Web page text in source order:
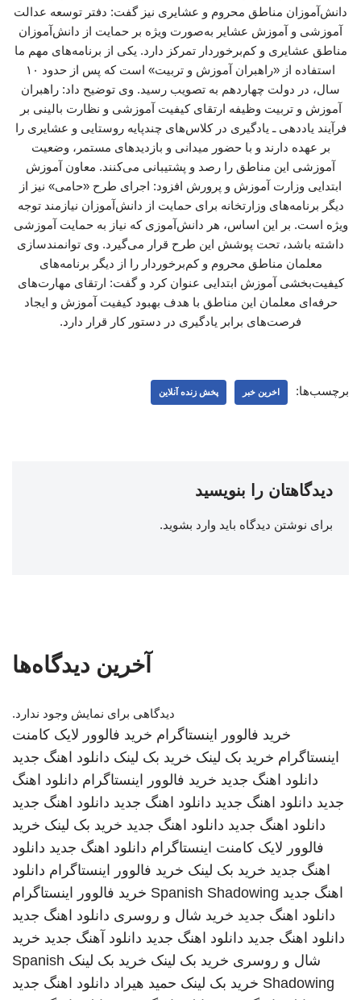
دانش‌آموزان مناطق محروم و عشایری نیز گفت: دفتر توسعه عدالت
آموزشی و آموزش عشایر به‌صورت ویژه بر حمایت از دانش‌آموزان
مناطق عشایری و کم‌برخوردار تمرکز دارد. یکی از برنامه‌های مهم ما
استفاده از «راهبران آموزش و تربیت» است که پس از حدود ۱۰
سال، در دولت چهاردهم به تصویب رسید. وی توضیح داد: راهبران
آموزش و تربیت وظیفه ارتقای کیفیت آموزشی و نظارت بالینی بر
فرآیند یاددهی ـ یادگیری در کلاس‌های چندپایه روستایی و عشایری را
بر عهده دارند و با حضور میدانی و بازدیدهای مستمر، وضعیت
آموزشی این مناطق را رصد و پشتیبانی می‌کنند. معاون آموزش
ابتدایی وزارت آموزش و پرورش افزود: اجرای طرح «حامی» نیز از
دیگر برنامه‌های وزارتخانه برای حمایت از دانش‌آموزان نیازمند توجه
ویژه است. بر این اساس، هر دانش‌آموزی که نیاز به حمایت آموزشی
داشته باشد، تحت پوشش این طرح قرار می‌گیرد. وی توانمندسازی
معلمان مناطق محروم و کم‌برخوردار را از دیگر برنامه‌های
کیفیت‌بخشی آموزش ابتدایی عنوان کرد و گفت: ارتقای مهارت‌های
حرفه‌ای معلمان این مناطق با هدف بهبود کیفیت آموزش و ایجاد
فرصت‌های برابر یادگیری در دستور کار قرار دارد.
برچسب‌ها: اخرین خبر پخش زنده آنلاین
دیدگاهتان را بنویسید
برای نوشتن دیدگاه باید وارد بشوید.
آخرین دیدگاه‌ها
دیدگاهی برای نمایش وجود ندارد.
خرید فالوور اینستاگرام خرید فالوور لایک کامنت
اینستاگرام خرید بک لینک خرید بک لینک دانلود اهنگ جدید
دانلود اهنگ جدید خرید فالوور اینستاگرام دانلود اهنگ
جدید دانلود اهنگ جدید دانلود اهنگ جدید دانلود اهنگ جدید
دانلود اهنگ جدید دانلود اهنگ جدید خرید بک لینک خرید
فالوور لایک کامنت اینستاگرام دانلود اهنگ جدید دانلود
اهنگ جدید خرید بک لینک خرید فالوور اینستاگرام دانلود
اهنگ جدید Spanish Shadowing خرید فالوور اینستاگرام
دانلود اهنگ جدید خرید شال و روسری دانلود اهنگ جدید
دانلود اهنگ جدید دانلود اهنگ جدید دانلود آهنگ جدید خرید
شال و روسری خرید بک لینک خرید بک لینک Spanish
Shadowing خرید بک لینک حمید هیراد دانلود اهنگ جدید